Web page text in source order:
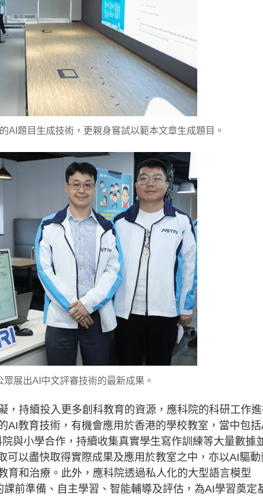
AI題目生成技術，更親身嘗試以範本文章生成題目。
展出AI中文評審技術的最新成果。
，持續投入更多創科教育的資源，應科院的科研工作
AI教育技術，有機會應用於香港的學校教室，當中包括
與小學合作，持續收集真實學生寫作訓練等大量數據
可以盡快取得實際成果及應用於教室之中，亦以AI驅動
育和治療。此外，應科院透過私人化的大型語言模型
前準備、自主學習、智能輔導及評估，為AI學習奠定